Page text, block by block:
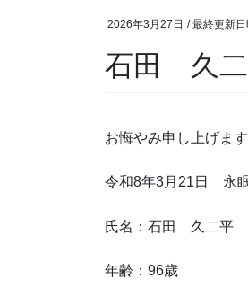
2026年3月27日 / 最終更新日
石田 久二
お悔やみ申し上げます
令和8年3月21日 永
氏名：石田 久二平
年齢：96歳